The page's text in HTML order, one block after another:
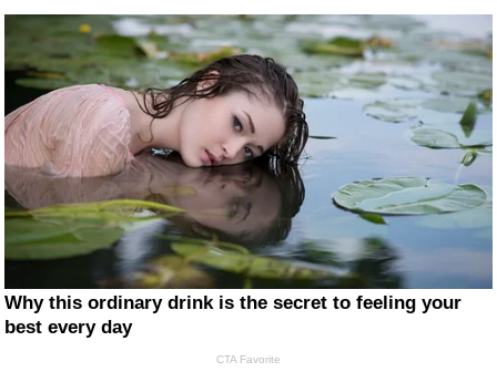
Why this ordinary drink is the secret to feeling your
best every day
CTA Favorite